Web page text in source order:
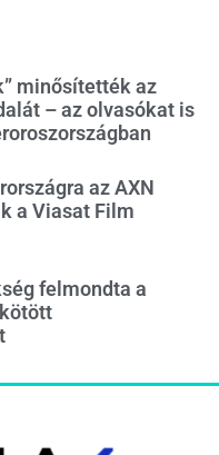
minősítették az
– az olvasókat is
az AXN
a Viasat Film
felmondta a